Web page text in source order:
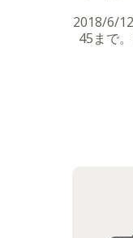
2018/6/
45まで